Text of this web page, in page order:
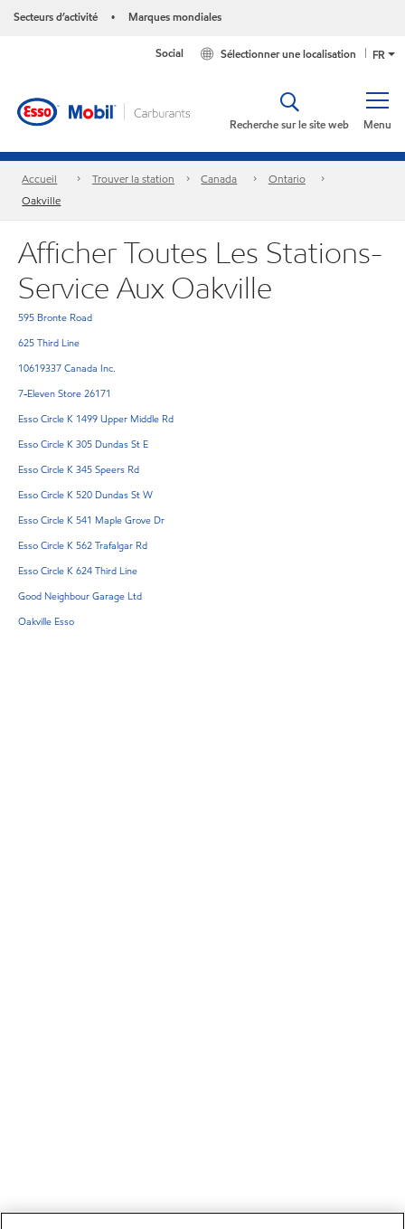
Secteurs d’activité • Marques mondiales
FR
Sélectionner une localisation
Social
Menu
Recherche sur le site web
Accueil Trouver la station Canada
Ontario
Oakville
Afficher Toutes Les Stations-
Service Aux Oakville
595 Bronte Road
625 Third Line
10619337 Canada Inc.
7-Eleven Store 26171
Esso Circle K 1499 Upper Middle Rd
Esso Circle K 305 Dundas St E
Esso Circle K 345 Speers Rd
Esso Circle K 520 Dundas St W
Esso Circle K 541 Maple Grove Dr
Esso Circle K 562 Trafalgar Rd
Esso Circle K 624 Third Line
Good Neighbour Garage Ltd
Oakville Esso